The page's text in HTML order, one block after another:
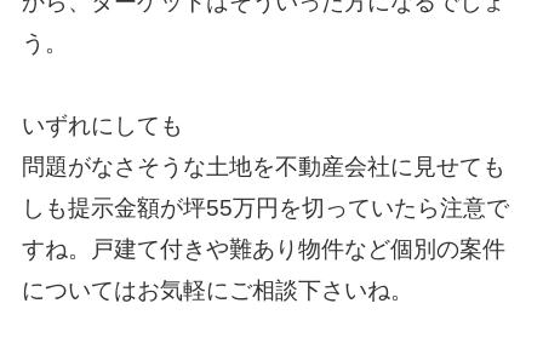
う。
いずれにしても
問題がなさそうな土地を不動産会社に見せても
しも提示金額が坪55万円を切っていたら注意で
すね。戸建て付きや難あり物件など個別の案件
についてはお気軽にご相談下さいね。